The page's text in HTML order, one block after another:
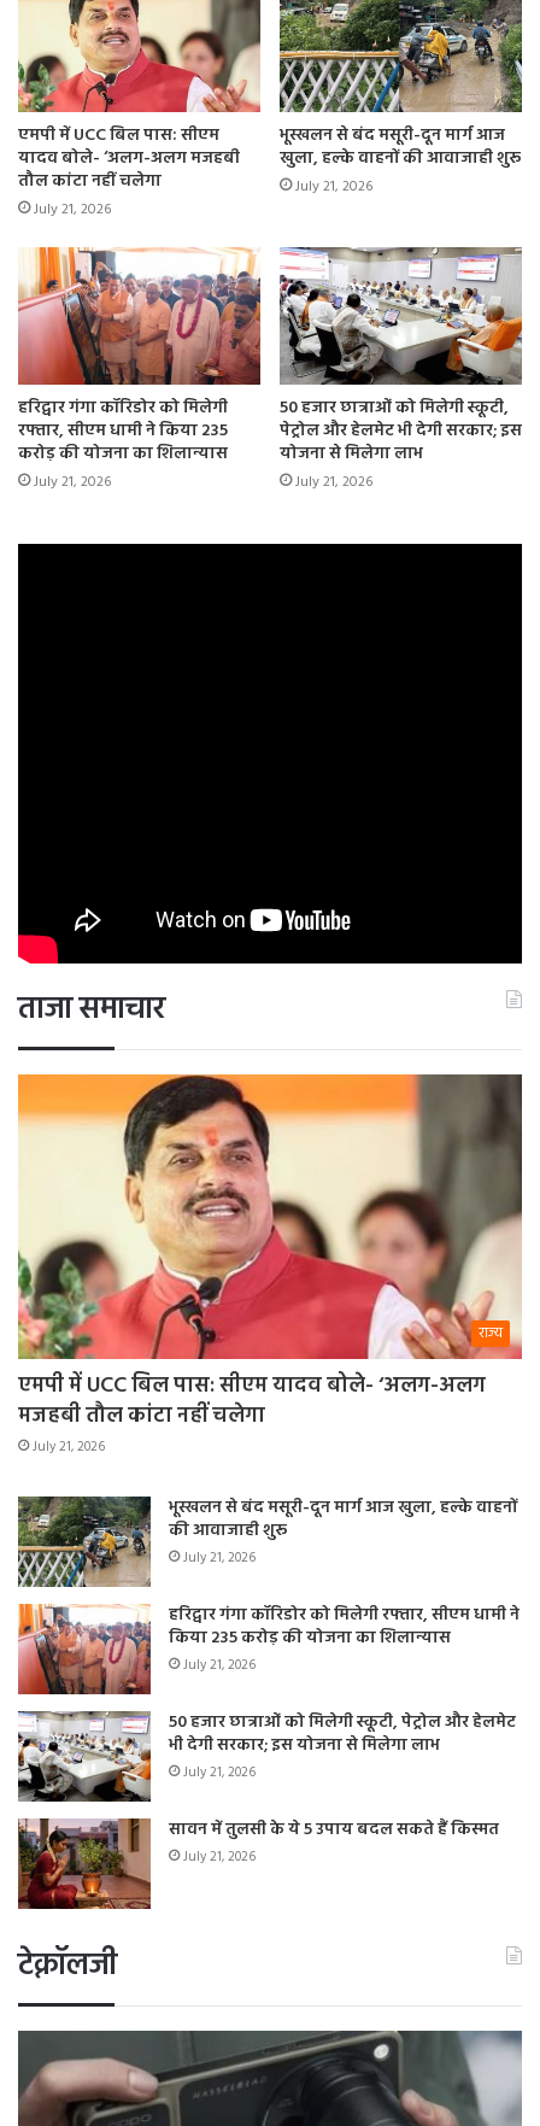
एमपी में UCC बिल पास: सीएम
यादव बोले- ‘अलग-अलग मजहबी
तौल कांटा नहीं चलेगा
July 21, 2026
भूस्खलन से बंद मसूरी-दून मार्ग आज
खुला, हल्के वाहनों की आवाजाही शुरू
July 21, 2026
हरिद्वार गंगा कॉरिडोर को मिलेगी
रफ्तार, सीएम धामी ने किया 235
करोड़ की योजना का शिलान्यास
July 21, 2026
50 हजार छात्राओं को मिलेगी स्कूटी,
पेट्रोल और हेलमेट भी देगी सरकार; इस
योजना से मिलेगा लाभ
July 21, 2026
ताजा समाचार
राज्य
एमपी में UCC बिल पास: सीएम यादव बोले- ‘अलग-अलग
मजहबी तौल कांटा नहीं चलेगा
July 21, 2026
भूस्खलन से बंद मसूरी-दून मार्ग आज खुला, हल्के वाहनों
की आवाजाही शुरू
July 21, 2026
हरिद्वार गंगा कॉरिडोर को मिलेगी रफ्तार, सीएम धामी ने
किया 235 करोड़ की योजना का शिलान्यास
July 21, 2026
50 हजार छात्राओं को मिलेगी स्कूटी, पेट्रोल और हेलमेट
भी देगी सरकार; इस योजना से मिलेगा लाभ
July 21, 2026
सावन में तुलसी के ये 5 उपाय बदल सकते हैं किस्मत
July 21, 2026
टेक्नॉलजी